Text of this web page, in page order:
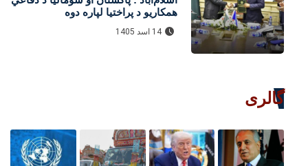
همکاریو د پراختیا لپاره دوه
هوکړه‌لیکونه لاسلیک کړل
14 اسد 1405
گالری